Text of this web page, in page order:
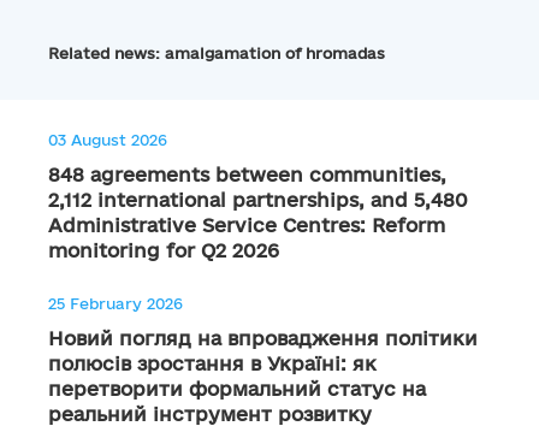
Related news: amalgamation of hromadas
03 August 2026
848 agreements between communities,
2,112 international partnerships, and 5,480
Administrative Service Centres: Reform
monitoring for Q2 2026
25 February 2026
Новий погляд на впровадження політики
полюсів зростання в Україні: як
перетворити формальний статус на
реальний інструмент розвитку